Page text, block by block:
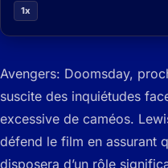
1x
Avengers: Doomsday,
suscite des inquiétudes
excessive de caméos.
défend le film en assurant
disposera d’un rôle